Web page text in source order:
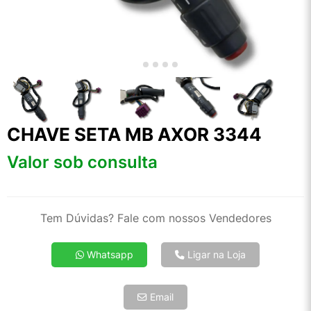
CHAVE SETA MB AXOR 3344
Valor sob consulta
Tem Dúvidas? Fale com nossos Vendedores
Whatsapp Ligar na Loja
Email